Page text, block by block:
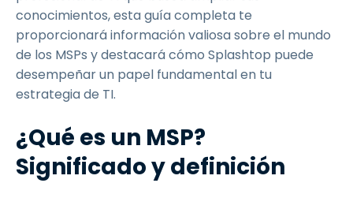
conocimientos, esta guía completa te
proporcionará información valiosa sobre el mundo
de los MSPs y destacará cómo Splashtop puede
desempeñar un papel fundamental en tu
estrategia de TI.
¿Qué es un MSP?
Significado y definición